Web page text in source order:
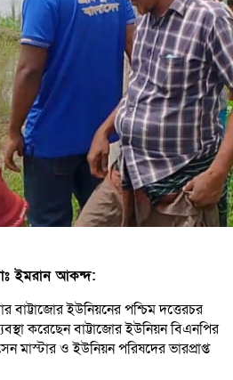
ইমরান আকন্দ:
ইউনিয়নের পশ্চিম দত্তেরচর
করেছেন বাট্টাজোর ইউনিয়ন বিএনপির
ও ইউনিয়ন পরিষদের ভারপ্রাপ্ত